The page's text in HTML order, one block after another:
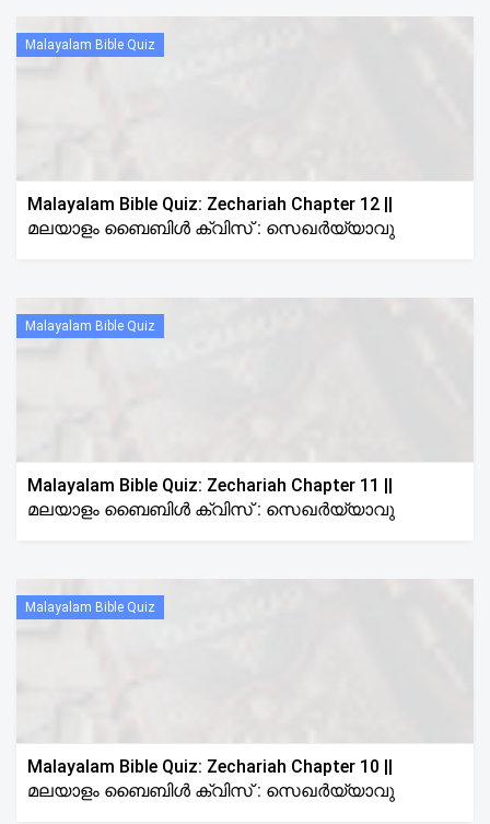
Malayalam Bible Quiz
Malayalam Bible Quiz: Zechariah Chapter 12 ||
മലയാളം ബൈബിൾ ക്വിസ് : സെഖർയ്യാവു
Malayalam Bible Quiz
Malayalam Bible Quiz: Zechariah Chapter 11 ||
മലയാളം ബൈബിൾ ക്വിസ് : സെഖർയ്യാവു
Malayalam Bible Quiz
Malayalam Bible Quiz: Zechariah Chapter 10 ||
മലയാളം ബൈബിൾ ക്വിസ് : സെഖർയ്യാവു